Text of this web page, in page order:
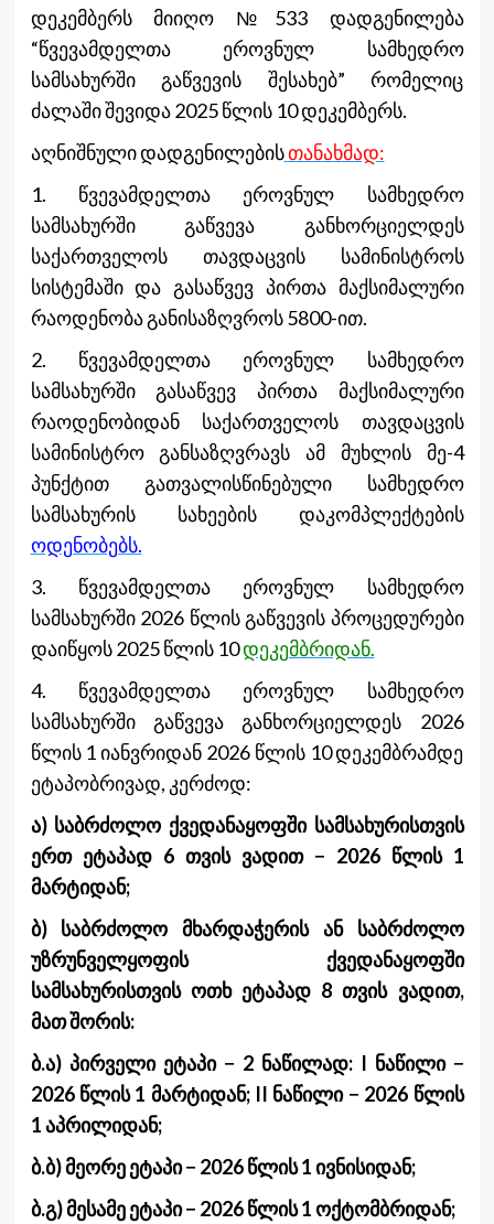
დეკემბერს მიიღო №533 დადგენილება
“წვევამდელთა ეროვნულ სამხედრო
სამსახურში გაწვევის შესახებ” რომელიც
ძალაში შევიდა 2025 წლის 10 დეკემბერს.
აღნიშნული დადგენილებისთანახმად:
1. წვევამდელთა ეროვნულ სამხედრო
სამსახურში გაწვევა განხორციელდეს
საქართველოს თავდაცვის სამინისტროს
სისტემაში და გასაწვევ პირთა მაქსიმალური
რაოდენობა განისაზღვროს 5800-ით.
2. წვევამდელთა ეროვნულ სამხედრო
სამსახურში გასაწვევ პირთა მაქსიმალური
რაოდენობიდან საქართველოს თავდაცვის
სამინისტრო განსაზღვრავს ამ მუხლის მე-4
პუნქტით გათვალისწინებული სამხედრო
სამსახურის სახეების დაკომპლექტების
ოდენობებს.
3. წვევამდელთა ეროვნულ სამხედრო
სამსახურში 2026 წლის გაწვევის პროცედურები
დაიწყოს 2025 წლის 10დეკემბრიდან.
4. წვევამდელთა ეროვნულ სამხედრო
სამსახურში გაწვევა განხორციელდეს 2026
წლის 1 იანვრიდან 2026 წლის 10 დეკემბრამდე
ეტაპობრივად, კერძოდ:
ა) საბრძოლო ქვედანაყოფში სამსახურისთვის
ერთ ეტაპად 6 თვის ვადით − 2026 წლის 1
მარტიდან;
ბ) საბრძოლო მხარდაჭერის ან საბრძოლო
უზრუნველყოფის ქვედანაყოფში
სამსახურისთვის ოთხ ეტაპად 8 თვის ვადით,
მათ შორის:
ბ.ა) პირველი ეტაპი − 2 ნაწილად: I ნაწილი −
2026 წლის 1 მარტიდან; II ნაწილი − 2026 წლის
1 აპრილიდან;
ბ.ბ) მეორე ეტაპი − 2026 წლის 1 ივნისიდან;
ბ.გ) მესამე ეტაპი − 2026 წლის 1 ოქტომბრიდან;